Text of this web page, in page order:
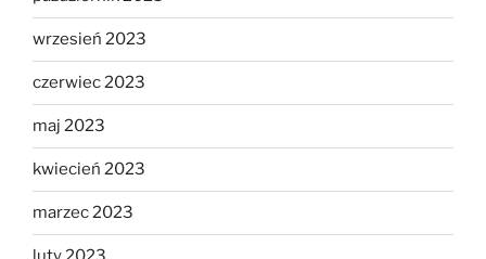
wrzesień 2023
czerwiec 2023
maj 2023
kwiecień 2023
marzec 2023